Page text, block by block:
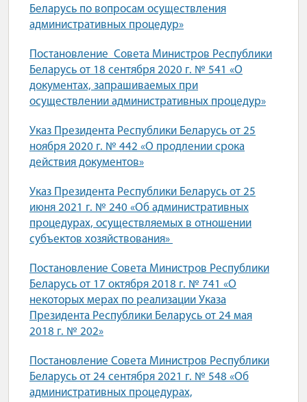
Беларусь по вопросам осуществления
административных процедур»
Постановление Совета Министров Республики
Беларусь от 18 сентября 2020 г. № 541 «О
документах, запрашиваемых при
осуществлении административных процедур»
Указ Президента Республики Беларусь от 25
ноября 2020 г. № 442 «О продлении срока
действия документов»
Указ Президента Республики Беларусь от 25
июня 2021 г. № 240 «Об административных
процедурах, осуществляемых в отношении
субъектов хозяйствования»
Постановление Совета Министров Республики
Беларусь от 17 октября 2018 г. № 741 «О
некоторых мерах по реализации Указа
Президента Республики Беларусь от 24 мая
2018 г. № 202»
Постановление Совета Министров Республики
Беларусь от 24 сентября 2021 г. № 548 «Об
административных процедурах,